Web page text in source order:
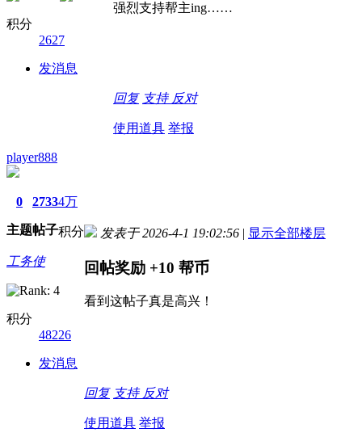
积分
2627
发消息
强烈支持帮主ing……
回复 支持 反对
使用道具 举报
player888
0
主题
2733
帖子
4万
积分
工务使
积分
48226
发消息
发表于 2026-4-1 19:02:56 | 显示全部楼层
回帖奖励 +10 帮币
看到这帖子真是高兴！
回复 支持 反对
使用道具 举报